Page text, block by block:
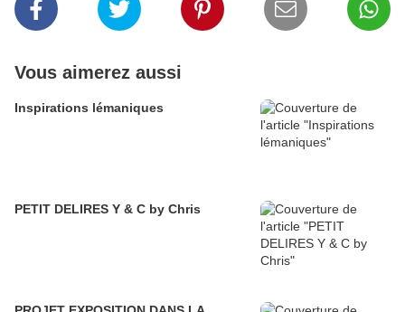
Vous aimerez aussi
Inspirations lémaniques
PETIT DELIRES Y & C by Chris